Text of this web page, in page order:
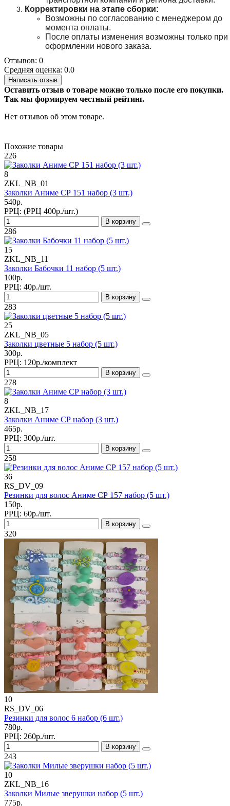
Корректировки на этапе сборки:
Возможны по согласованию с менеджером до
момента оплаты.
После оплаты изменения возможны только при
оформлении нового заказа.
Отзывов: 0
Средняя оценка: 0.0
Написать отзыв
Оставить отзыв о товаре можно только после его покупки.
Так мы формируем честный рейтинг.
Нет отзывов об этом товаре.
Похожие товары
226
8
ZKL_NB_01
Заколки Аниме СР 151 набор (3 шт.)
540р.
РРЦ: (РРЦ 400р./шт.)
В корзину
286
15
ZKL_NB_11
Заколки Бабочки 11 набор (5 шт.)
100р.
РРЦ: 40р./шт.
В корзину
283
25
ZKL_NB_05
Заколки цветные 5 набор (5 шт.)
300р.
РРЦ: 120р./комплект
В корзину
278
8
ZKL_NB_17
Заколки Аниме СР набор (3 шт.)
465р.
РРЦ: 300р./шт.
В корзину
258
36
RS_DV_09
Резинки для волос Аниме СР 157 набор (5 шт.)
150р.
РРЦ: 60р./шт.
В корзину
320
10
RS_DV_06
Резинки для волос 6 набор (6 шт.)
780р.
РРЦ: 260р./шт.
В корзину
243
10
ZKL_NB_16
Заколки Милые зверушки набор (5 шт.)
775р.